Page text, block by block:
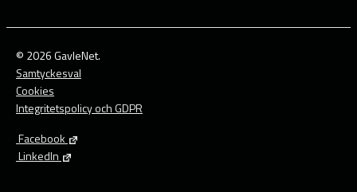
© 2026 GavleNet.
Samtyckesval
Cookies
Integritetspolicy och GDPR
Facebook
LinkedIn